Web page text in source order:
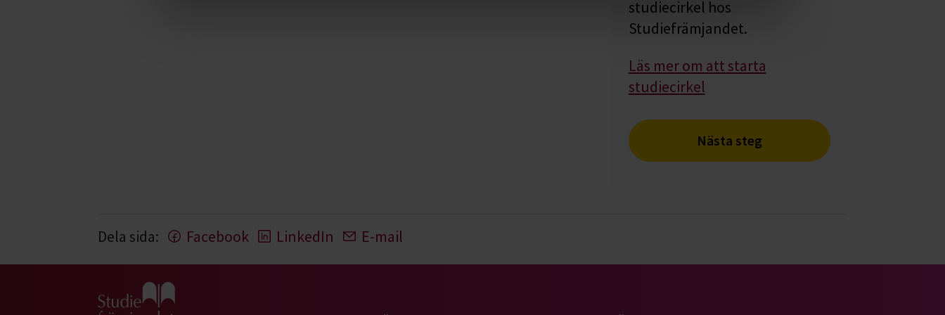
studiecirkel hos
Studiefrämjandet.
Läs mer om att starta
studiecirkel
Nästa steg
Dela sida: Facebook LinkedIn E-mail
Gå till studiefrämjandets startsida